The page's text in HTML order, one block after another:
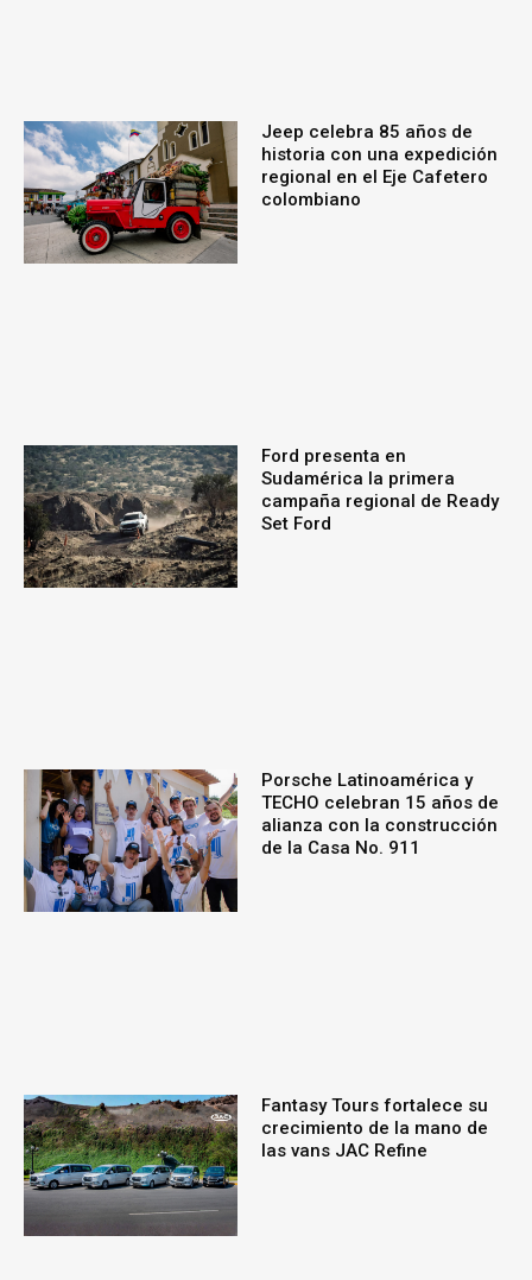
Jeep celebra 85 años de
historia con una expedición
regional en el Eje Cafetero
colombiano
Ford presenta en
Sudamérica la primera
campaña regional de Ready
Set Ford
Porsche Latinoamérica y
TECHO celebran 15 años de
alianza con la construcción
de la Casa No. 911
Fantasy Tours fortalece su
crecimiento de la mano de
las vans JAC Refine